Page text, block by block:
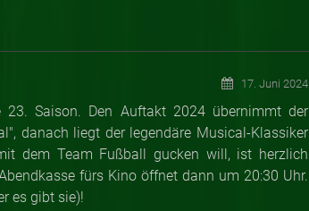
17. Juni 2024
Saison. Den Auftakt 2024 übernimmt der
danach liegt der legendäre Musical-Klassiker
dem Team Fußball gucken will, ist herzlich
fürs Kino öffnet dann um 20:30 Uhr.
es gibt sie)!